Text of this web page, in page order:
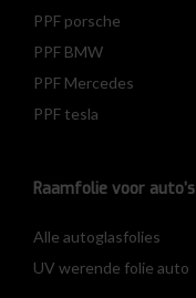
PPF porsche
PPF BMW
PPF Mercedes
PPF tesla
Raamfolie voor auto’s
Alle autoglasfolies
UV werende folie auto